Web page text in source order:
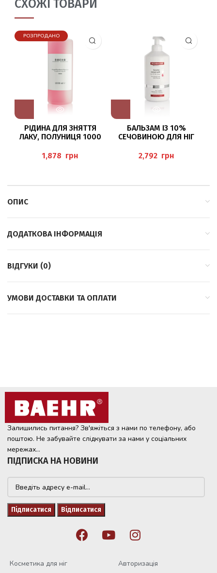
СХОЖІ ТОВАРИ
РОЗПРОДАНО
РІДИНА ДЛЯ ЗНЯТТЯ
ЛАКУ, ПОЛУНИЦЯ 1000
“NAGELLACKENTFERNER
ERDBEER” BAEHR
грн
БАЛЬЗАМ ІЗ 10%
СЕЧОВИНОЮ ДЛЯ НІГ
SOFT), PEDIBAEHR
грн
ОПИС
ДОДАТКОВА ІНФОРМАЦІЯ
ВІДГУКИ (0)
УМОВИ ДОСТАВКИ ТА ОПЛАТИ
Залишились питання? Зв'яжіться з нами по телефону, або
поштою. Не забувайте слідкувати за нами у соціальних
мережах...
ПІДПИСКА НА НОВИНИ
Косметика для ніг Авторизація